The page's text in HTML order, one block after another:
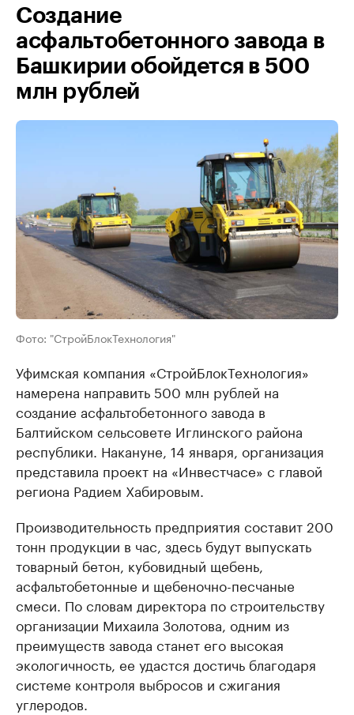
Создание
асфальтобетонного завода в
Башкирии обойдется в 500
млн рублей
Фото: "СтройБлокТехнология"
Уфимская компания «СтройБлокТехнология»
намерена направить 500 млн рублей на
создание асфальтобетонного завода в
Балтийском сельсовете Иглинского района
республики. Накануне, 14 января, организация
представила проект на «Инвестчасе» с главой
региона Радием Хабировым.
Производительность предприятия составит 200
тонн продукции в час, здесь будут выпускать
товарный бетон, кубовидный щебень,
асфальтобетонные и щебеночно-песчаные
смеси. По словам директора по строительству
организации Михаила Золотова, одним из
преимуществ завода станет его высокая
экологичность, ее удастся достичь благодаря
системе контроля выбросов и сжигания
углеродов.